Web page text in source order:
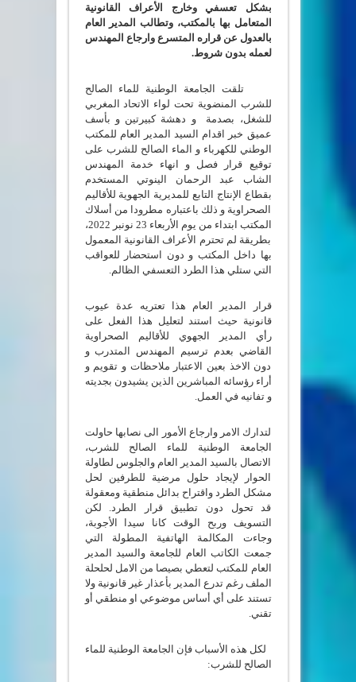
بشكل تعسفي وخارج الأعراف القانونية
المتعامل بها بالمكتب، وتطالب المدير العام
بالعدول عن قراره المتسرع وارجاع المهندس
لعمله بدون شروط.
تلقت الجامعة الوطنية للماء الصالح
للشرب المنضوية تحت لواء الاتحاد المغربي
للشغل، بصدمة و دهشة كبيرتين و بأسف
عميق خبر اقدام السيد المدير العام للمكتب
الوطني للكهرباء و الماء الصالح للشرب على
توقيع قرار فصل و انهاء خدمة المهندس
الشاب عبد الرحمان الينوتي المستخدم
بقطاع الإنتاج التابع للمديرية الجهوية للأقاليم
الصحراوية و ذلك باعتباره مطرودا من أسلاك
المكتب ابتداء من يوم الأربعاء 23 نونبر 2022،
بطريقة لم تحترم الأعراف القانونية المعمول
بها داخل المكتب و دون استحضار للعواقب
التي ستلي هذا الطرد التعسفي الظالم.
قرار المدير العام هذا تعتريه عدة عيوب
قانونية حيث استند لتعليل هذا الفعل على
رأي المدير الجهوي للأقاليم الصحراوية
القاضي بعدم ترسيم المهندس المتدرب و
دون الاخذ بعين الاعتبار ملاحظات و تقويم و
أراء رؤسائه المباشرين الذين يشيدون بجديته
و تفانيه في العمل.
لتدارك الامر وارجاع الأمور الى نصابها حاولت
الجامعة الوطنية للماء الصالح للشرب،
الاتصال بالسيد المدير العام والجلوس لطاولة
الحوار لإيجاد حلول مرضية للطرفين لحل
مشكل الطرد واقتراح بدائل منطقية ومعقولة
قد تحول دون تطبيق قرار الطرد. لكن
التسويف وربح الوقت كانا سيدا الأجوبة،
وجاءت المكالمة الهاتفية المطولة التي
جمعت الكاتب العام للجامعة والسيد المدير
العام للمكتب لتعطي بصيصا من الامل لحلحلة
الملف رغم تدرع المدير بأعذار غير قانونية ولا
تستند على أي أساس موضوعي او منطقي أو
تقني.
لكل هذه الأسباب فإن الجامعة الوطنية للماء
الصالح للشرب: